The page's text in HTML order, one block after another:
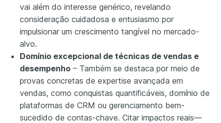
vai além do interesse genérico, revelando
consideração cuidadosa e entusiasmo por
impulsionar um crescimento tangível no mercado-
alvo.
Domínio excepcional de técnicas de vendas e
desempenho – Também se destaca por meio de
provas concretas de expertise avançada em
vendas, como conquistas quantificáveis, domínio de
plataformas de CRM ou gerenciamento bem-
sucedido de contas-chave. Citar impactos reais—